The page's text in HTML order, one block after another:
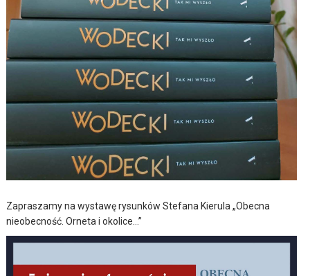
Zapraszamy na wystawę rysunków Stefana Kierula „Obecna
nieobecność. Orneta i okolice…”